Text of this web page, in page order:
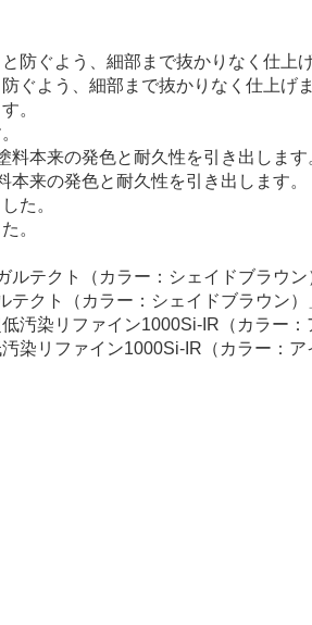
ぐよう、細部まで抜かりなく仕上げま
来の発色と耐久性を引き出します。
。
クト（カラー：シェイドブラウン
リファイン1000Si-IR（カラー：ア